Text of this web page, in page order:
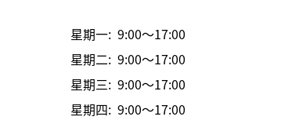
星期一: 9:00～17:00
星期二: 9:00～17:00
星期三: 9:00～17:00
星期四: 9:00～17:00